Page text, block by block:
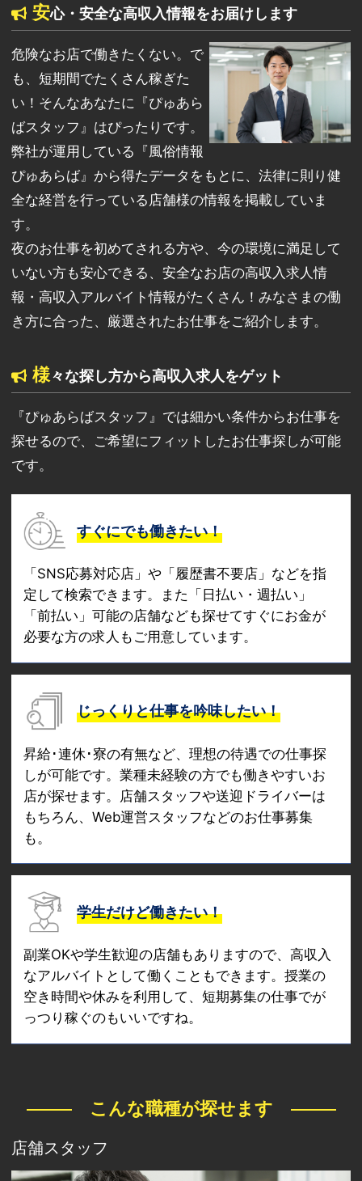
安心・安全な高収入情報をお届けします
危険なお店で働きたくない。で
も、短期間でたくさん稼ぎた
い！そんなあなたに『ぴゅあら
ばスタッフ』はぴったりです。
弊社が運用している『風俗情報
ぴゅあらば』から得たデータをもとに、法律に則り健
全な経営を行っている店舗様の情報を掲載していま
す。
夜のお仕事を初めてされる方や、今の環境に満足して
いない方も安心できる、安全なお店の高収入求人情
報・高収入アルバイト情報がたくさん！みなさまの働
き方に合った、厳選されたお仕事をご紹介します。
様々な探し方から高収入求人をゲット
『ぴゅあらばスタッフ』では細かい条件からお仕事を
探せるので、ご希望にフィットしたお仕事探しが可能
です。
すぐにでも働きたい！
「SNS応募対応店」や「履歴書不要店」などを指
定して検索できます。また「日払い・週払い」
「前払い」可能の店舗なども探せてすぐにお金が
必要な方の求人もご用意しています。
じっくりと仕事を吟味したい！
昇給･連休･寮の有無など、理想の待遇での仕事探
しが可能です。業種未経験の方でも働きやすいお
店が探せます。店舗スタッフや送迎ドライバーは
もちろん、Web運営スタッフなどのお仕事募集
も。
学生だけど働きたい！
副業OKや学生歓迎の店舗もありますので、高収入
なアルバイトとして働くこともできます。授業の
空き時間や休みを利用して、短期募集の仕事でが
っつり稼ぐのもいいですね。
こんな職種が探せます
店舗スタッフ